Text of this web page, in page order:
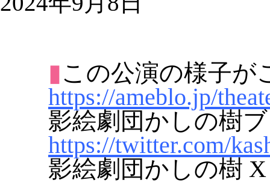
▮この公演の様子が
https://ameblo.jp/
影絵劇団かしの樹ブ
https://twitter.com/
影絵劇団かしの樹 X